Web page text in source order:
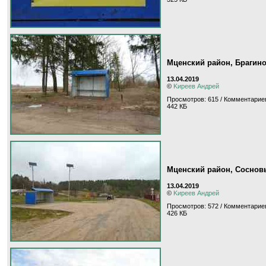
Мценский район, Брагино
13.04.2019
© Kиpeeв Aндpeй
Просмотров: 615 /
442 КБ
Мценский район,
13.04.2019
© Kиpeeв Aндpeй
Просмотров: 572 /
426 КБ